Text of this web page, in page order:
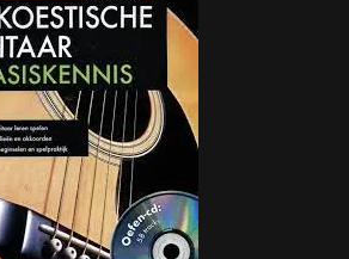
EN
ADVIES